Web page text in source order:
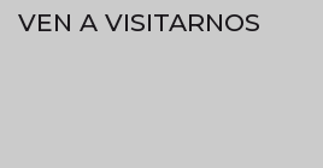
VEN A VISITARNOS